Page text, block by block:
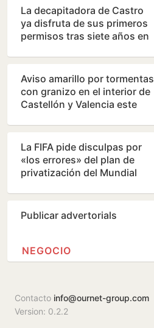
La decapitadora de Castro
ya disfruta de sus primeros
permisos tras siete años en
Aviso amarillo por tormentas
con granizo en el interior de
Castellón y Valencia este
La FIFA pide disculpas por
«los errores» del plan de
privatización del Mundial
Publicar advertorials
NEGOCIO
Contacto info@ournet-group.com
Version: 0.2.2